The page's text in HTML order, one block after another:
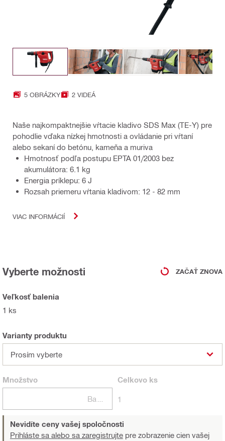
5 OBRÁZKY 2 VIDEÁ
Naše najkompaktnejšie vŕtacie kladivo SDS Max (TE-Y) pre
pohodlie vďaka nízkej hmotnosti a ovládanie pri vŕtaní
alebo sekaní do betónu, kameňa a muriva
Hmotnosť podľa postupu EPTA 01/2003 bez
akumulátora: 6.1 kg
Energia príklepu: 6 J
Rozsah priemeru vŕtania kladivom: 12 - 82 mm
VIAC INFORMÁCIÍ
Vyberte možnosti ZAČAŤ ZNOVA
Veľkosť balenia
1 ks
Varianty produktu
Prosím vyberte
Množstvo Celkovo ks
1
Nevidíte ceny vašej spoločnosti
Prihláste sa alebo sa zaregistrujte pre zobrazenie cien vašej